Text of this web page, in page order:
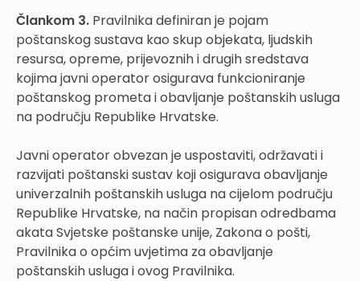
Člankom 3. Pravilnika definiran je pojam
poštanskog sustava kao skup objekata, ljudskih
resursa, opreme, prijevoznih i drugih sredstava
kojima javni operator osigurava funkcioniranje
poštanskog prometa i obavljanje poštanskih usluga
na području Republike Hrvatske.
Javni operator obvezan je uspostaviti, održavati i
razvijati poštanski sustav koji osigurava obavljanje
univerzalnih poštanskih usluga na cijelom području
Republike Hrvatske, na način propisan odredbama
akata Svjetske poštanske unije, Zakona o pošti,
Pravilnika o općim uvjetima za obavljanje
poštanskih usluga i ovog Pravilnika.